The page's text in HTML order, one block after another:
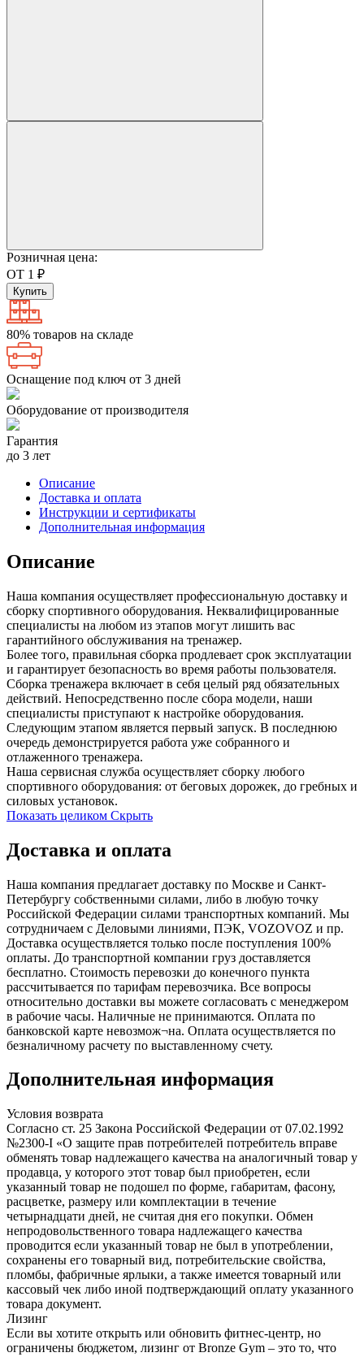
Розничная цена:
ОТ 1 ₽
Купить
80% товаров на складе
Оснащение под ключ от 3 дней
Оборудование от производителя
Гарантия
до 3 лет
Описание
Доставка и оплата
Инструкции и сертификаты
Дополнительная информация
Описание
Наша компания осуществляет профессиональную доставку и
сборку спортивного оборудования. Неквалифицированные
специалисты на любом из этапов могут лишить вас
гарантийного обслуживания на тренажер.
Более того, правильная сборка продлевает срок эксплуатации
и гарантирует безопасность во время работы пользователя.
Сборка тренажера включает в себя целый ряд обязательных
действий. Непосредственно после сбора модели, наши
специалисты приступают к настройке оборудования.
Следующим этапом является первый запуск. В последнюю
очередь демонстрируется работа уже собранного и
отлаженного тренажера.
Наша сервисная служба осуществляет сборку любого
спортивного оборудования: от беговых дорожек, до гребных и
силовых установок.
Показать целиком Скрыть
Доставка и оплата
Наша компания предлагает доставку по Москве и Санкт-
Петербургу собственными силами, либо в любую точку
Российской Федерации силами транспортных компаний. Мы
сотрудничаем с Деловыми линиями, ПЭК, VOZOVOZ и пр.
Доставка осуществляется только после поступления 100%
оплаты. До транспортной компании груз доставляется
бесплатно. Стоимость перевозки до конечного пункта
рассчитывается по тарифам перевозчика. Все вопросы
относительно доставки вы можете согласовать с менеджером
в рабочие часы. Наличные не принимаются. Оплата по
банковской карте невозмож¬на. Оплата осуществляется по
безналичному расчету по выставленному счету.
Дополнительная информация
Условия возврата
Согласно ст. 25 Закона Российской Федерации от 07.02.1992
№2300-I «О защите прав потребителей потребитель вправе
обменять товар надлежащего качества на аналогичный товар у
продавца, у которого этот товар был приобретен, если
указанный товар не подошел по форме, габаритам, фасону,
расцветке, размеру или комплектации в течение
четырнадцати дней, не считая дня его покупки. Обмен
непродовольственного товара надлежащего качества
проводится если указанный товар не был в употреблении,
сохранены его товарный вид, потребительские свойства,
пломбы, фабричные ярлыки, а также имеется товарный или
кассовый чек либо иной подтверждающий оплату указанного
товара документ.
Лизинг
Если вы хотите открыть или обновить фитнес-центр, но
ограничены бюджетом, лизинг от Bronze Gym – это то, что